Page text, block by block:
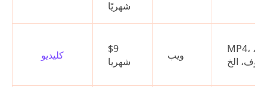
شهريًا
كليديو
$9
شهريا
ويب
MP4، فلف،